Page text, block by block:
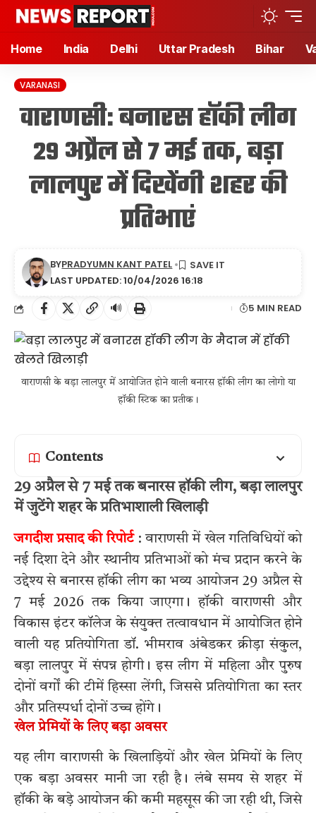
Home India Delhi Uttar Pradesh Bihar
VARANASI
वाराणसी: बनारस हॉकी लीग
29 अप्रैल से 7 मई तक, बड़ा
लालपुर में दिखेंगी शहर की
प्रतिभाएं
LAST UPDATED: 10/04/2026 16:18
BYPRADYUMN KANT PATEL
🔊 5 MIN READ
वाराणसी के बड़ा लालपुर में आयोजित होने वाली बनारस हॉकी लीग का लोगो या
हॉकी स्टिक का प्रतीक।
Contents
29 अप्रैल से 7 मई तक बनारस हॉकी लीग, बड़ा लालपुर
में जुटेंगे शहर के प्रतिभाशाली खिलाड़ी
जगदीश प्रसाद की रिपोर्ट: वाराणसी में खेल गतिविधियों को
नई दिशा देने और स्थानीय प्रतिभाओं को मंच प्रदान करने के
उद्देश्य से बनारस हॉकी लीग का भव्य आयोजन 29 अप्रैल से
7 मई 2026 तक किया जाएगा। हॉकी वाराणसी और
विकास इंटर कॉलेज के संयुक्त तत्वावधान में आयोजित होने
वाली यह प्रतियोगिता डॉ. भीमराव अंबेडकर क्रीड़ा संकुल,
बड़ा लालपुर में संपन्न होगी। इस लीग में महिला और पुरुष
दोनों वर्गों की टीमें हिस्सा लेंगी, जिससे प्रतियोगिता का स्तर
और प्रतिस्पर्धा दोनों उच्च होंगे।
खेल प्रेमियों के लिए बड़ा अवसर
यह लीग वाराणसी के खिलाड़ियों और खेल प्रेमियों के लिए
एक बड़ा अवसर मानी जा रही है। लंबे समय से शहर में
हॉकी के बड़े आयोजन की कमी महसूस की जा रही थी, जिसे